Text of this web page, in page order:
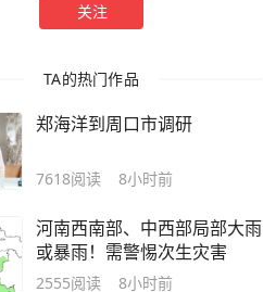
关注
TA的热门作品
郑海洋到周口市调研
7618阅读 8小时前
河南西南部、中西部局部大雨
或暴雨！需警惕次生灾害
2555阅读 8小时前